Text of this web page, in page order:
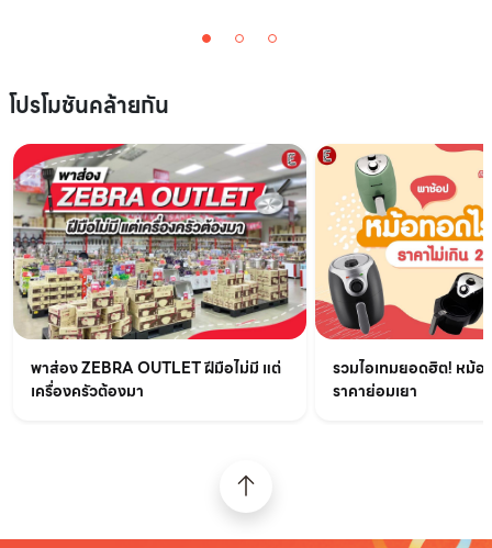
โปรโมชันคล้ายกัน
พาส่อง ZEBRA OUTLET ฝีมือไม่มี แต่
เครื่องครัวต้องมา
รวมไอเทมยอดฮิต! หม้อ
ราคาย่อมเยา